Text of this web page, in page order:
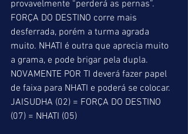
provavelmente “perderá as pernas”.
FORÇA DO DESTINO corre mais
desferrada, porém a turma agrada
muito. NHATI é outra que aprecia muito
a grama, e pode brigar pela dupla.
NOVAMENTE POR TI deverá fazer papel
de faixa para NHATI e poderá se colocar.
JAISUDHA (02) = FORÇA DO DESTINO
(07) = NHATI (05)